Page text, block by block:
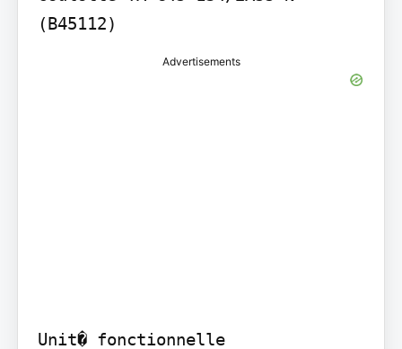
(B45112)
Advertisements
Unit� fonctionnelle